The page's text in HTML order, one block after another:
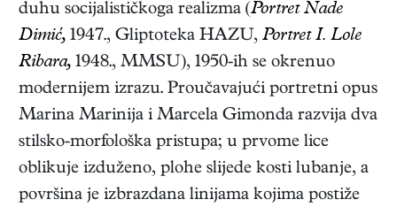
duhu socijalističkoga realizma (Portret Nade
Dimić, 1947., Gliptoteka HAZU, Portret I. Lole
Ribara, 1948., MMSU), 1950-ih se okrenuo
modernijem izrazu. Proučavajući portretni opus
Marina Marinija i Marcela Gimonda razvija dva
stilsko-morfološka pristupa; u prvome lice
oblikuje izduženo, plohe slijede kosti lubanje, a
površina je izbrazdana linijama kojima postiže